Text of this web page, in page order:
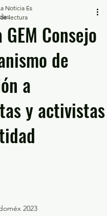
2023
Consejo
de
a
y activistas
Noticia Es
lectura